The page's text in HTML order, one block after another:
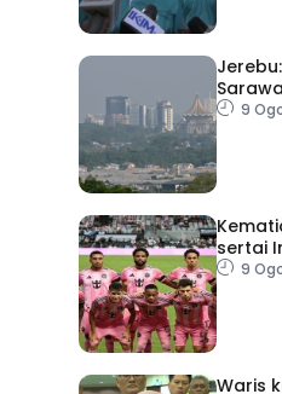
9
sertai
9
Waris